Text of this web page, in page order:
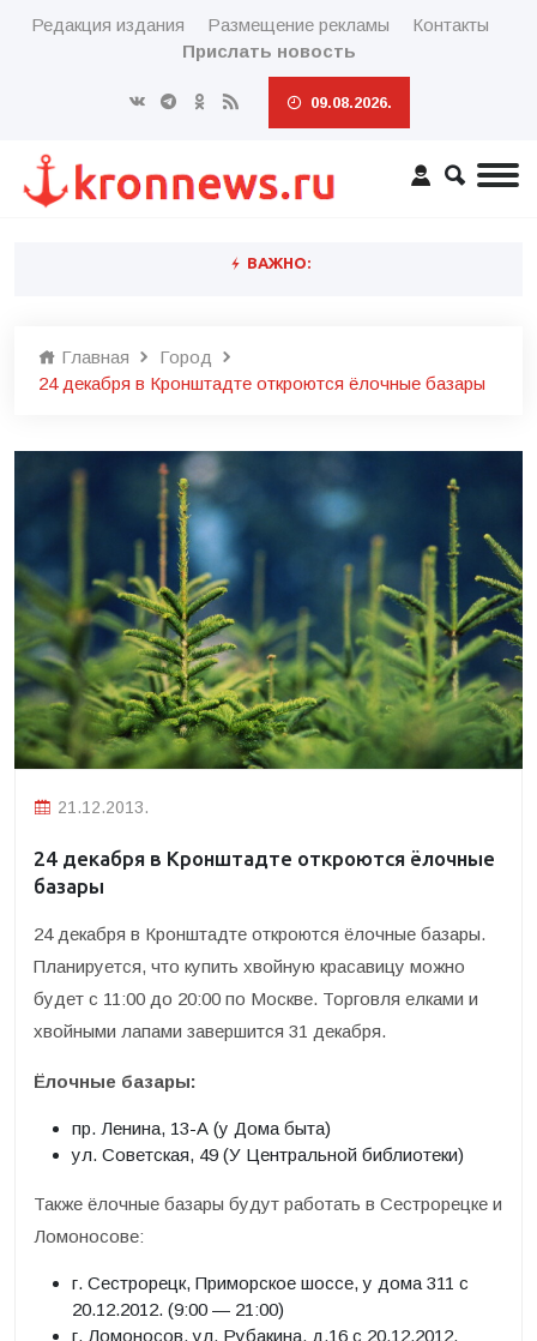
Редакция издания Размещение рекламы
Контакты
Прислать новость
09.08.2026.
ВАЖНО:
Главная
Город
24 декабря в Кронштадте откроются ёлочные базары
21.12.2013.
24 декабря в Кронштадте откроются ёлочные
базары
24 декабря в Кронштадте откроются ёлочные базары.
Планируется, что купить хвойную красавицу можно
будет с 11:00 до 20:00 по Москве. Торговля елками и
хвойными лапами завершится 31 декабря.
Ёлочные базары:
пр. Ленина, 13-А (у Дома быта)
ул. Советская, 49 (У Центральной библиотеки)
Также ёлочные базары будут работать в Сестрорецке и
Ломоносове:
г. Сестрорецк, Приморское шоссе, у дома 311 с
20.12.2012. (9:00 — 21:00)
г. Ломоносов, ул. Рубакина, д.16 с 20.12.2012.